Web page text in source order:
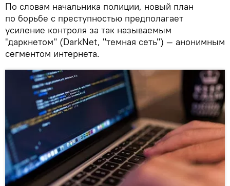
По словам начальника полиции, новый план
по борьбе с преступностью предполагает
усиление контроля за так называемым
"даркнетом" (DarkNet, "темная сеть") — анонимным
сегментом интернета.